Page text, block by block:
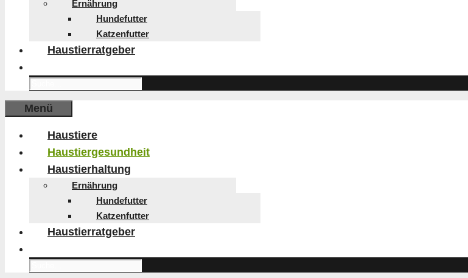
Ernährung
Hundefutter
Katzenfutter
Haustierratgeber
Menü
Haustiere
Haustiergesundheit
Haustierhaltung
Ernährung
Hundefutter
Katzenfutter
Haustierratgeber